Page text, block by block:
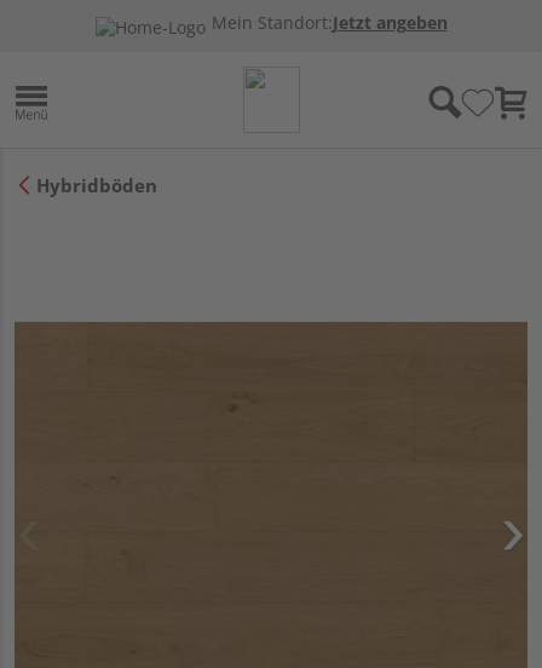
Mein Standort:Jetzt angeben
Hybridböden